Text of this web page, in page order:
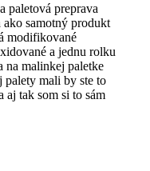
paletová preprava
ako samotný produkt
modifikované
a jednu rolku
na malinkej paletke
palety mali by ste to
aj tak som si to sám